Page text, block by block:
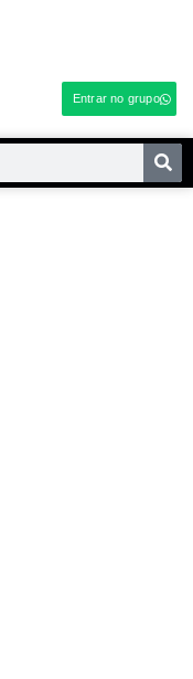
Entrar no grupo